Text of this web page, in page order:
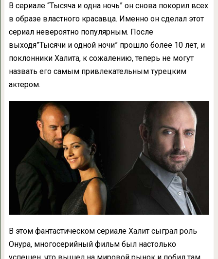
В сериале “Тысяча и одна ночь” он снова покорил всех
в образе властного красавца. Именно он сделал этот
сериал невероятно популярным. После
выходя”Тысячи и одной ночи” прошло более 10 лет, и
поклонники Халита, к сожалению, теперь не могут
назвать его самым привлекательным турецким
актером.
В этом фантастическом сериале Халит сыграл роль
Онура, многосерийный фильм был настолько